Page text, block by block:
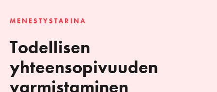
MENESTYSTARINA
Todellisen
yhteensopivuuden
varmistaminen